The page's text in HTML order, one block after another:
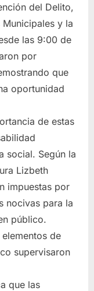
del Delito,
y la
las 9:00 de
por
que
oportunidad
de estas
social. Según la
Lizbeth
impuestas por
nocivas para la
público.
de
supervisaron
que las